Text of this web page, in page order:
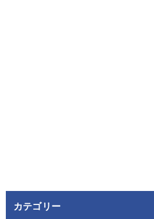
カテゴリー